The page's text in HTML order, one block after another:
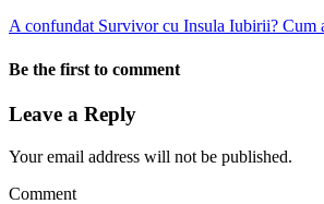
A confundat Survivor cu Insula Iubirii? Cum
Be the first to comment
Leave a Reply
Your email address will not be published.
Comment